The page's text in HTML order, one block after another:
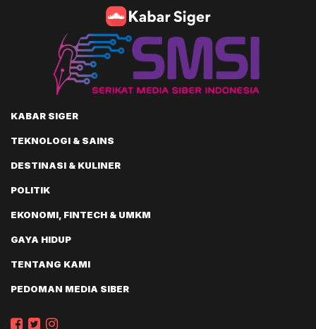
KABAR SIGER
TEKNOLOGI & SAINS
DESTINASI & KULINER
POLITIK
EKONOMI, FINTECH & UMKM
GAYA HIDUP
TENTANG KAMI
PEDOMAN MEDIA SIBER